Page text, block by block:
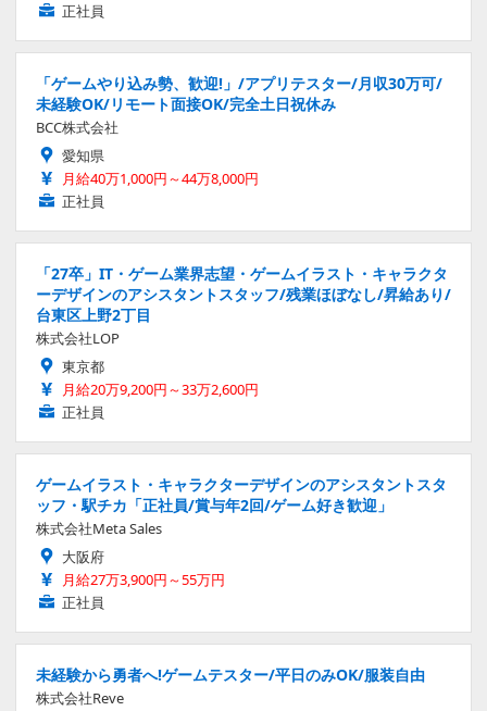
正社員
「ゲームやり込み勢、歓迎!」/アプリテスター/月収30万可/
未経験OK/リモート面接OK/完全土日祝休み
BCC株式会社
愛知県
月給40万1,000円～44万8,000円
正社員
「27卒」IT・ゲーム業界志望・ゲームイラスト・キャラクタ
ーデザインのアシスタントスタッフ/残業ほぼなし/昇給あり/
台東区上野2丁目
株式会社LOP
東京都
月給20万9,200円～33万2,600円
正社員
ゲームイラスト・キャラクターデザインのアシスタントスタ
ッフ・駅チカ「正社員/賞与年2回/ゲーム好き歓迎」
株式会社Meta Sales
大阪府
月給27万3,900円～55万円
正社員
未経験から勇者へ!ゲームテスター/平日のみOK/服装自由
株式会社Reve